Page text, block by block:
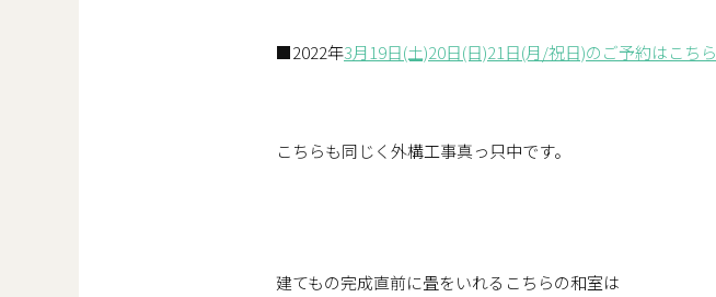
■2022年3月19日(土)20日(日)21日(月/祝日)のご予約はこちら
こちらも同じく外構工事真っ只中です。
建てもの完成直前に畳をいれるこちらの和室は